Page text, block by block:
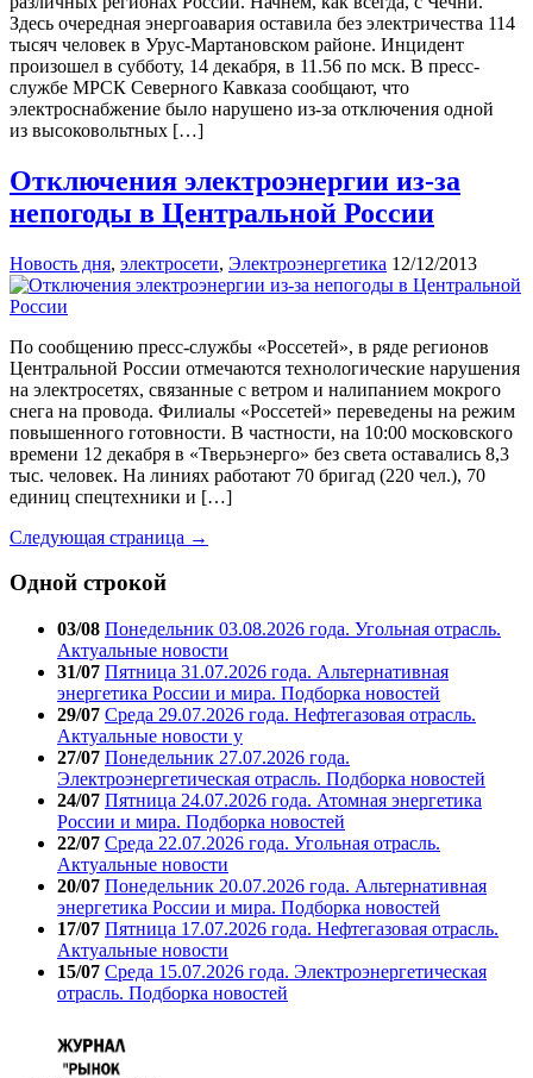
Здесь очередная энергоавария оставила без электричества 114
тысяч человек в Урус-Мартановском районе. Инцидент
произошел в субботу, 14 декабря, в 11.56 по мск. В пресс-
службе МРСК Северного Кавказа сообщают, что
электроснабжение было нарушено из-за отключения одной
из высоковольтных […]
Отключения электроэнергии из-за
непогоды в Центральной России
Новость дня, электросети, Электроэнергетика 12/12/2013
По сообщению пресс-службы «Россетей», в ряде регионов
Центральной России отмечаются технологические нарушения
на электросетях, связанные с ветром и налипанием мокрого
снега на провода. Филиалы «Россетей» переведены на режим
повышенного готовности. В частности, на 10:00 московского
времени 12 декабря в «Тверьэнерго» без света оставались 8,3
тыс. человек. На линиях работают 70 бригад (220 чел.), 70
единиц спецтехники и […]
Следующая страница →
Одной строкой
03/08 Понедельник 03.08.2026 года. Угольная отрасль.
Актуальные новости
31/07 Пятница 31.07.2026 года. Альтернативная
энергетика России и мира. Подборка новостей
29/07 Среда 29.07.2026 года. Нефтегазовая отрасль.
Актуальные новости у
27/07 Понедельник 27.07.2026 года.
Электроэнергетическая отрасль. Подборка новостей
24/07 Пятница 24.07.2026 года. Атомная энергетика
России и мира. Подборка новостей
22/07 Среда 22.07.2026 года. Угольная отрасль.
Актуальные новости
20/07 Понедельник 20.07.2026 года. Альтернативная
энергетика России и мира. Подборка новостей
17/07 Пятница 17.07.2026 года. Нефтегазовая отрасль.
Актуальные новости
15/07 Среда 15.07.2026 года. Электроэнергетическая
отрасль. Подборка новостей